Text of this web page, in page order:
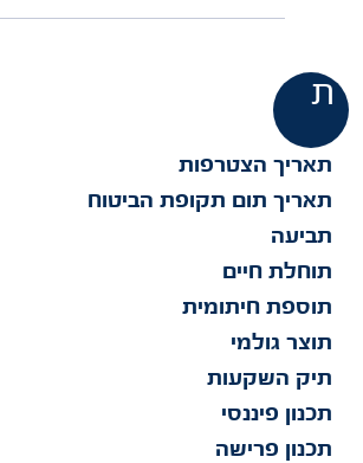
ת
תאריך הצטרפות
תאריך תום תקופת הביטוח
תביעה
תוחלת חיים
תוספת חיתומית
תוצר גולמי
תיק השקעות
תכנון פיננסי
תכנון פרישה